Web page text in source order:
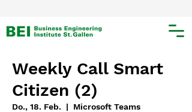
Weekly Call Smart
Citizen (2)
Do., 18. Feb.
  |
Microsoft Teams